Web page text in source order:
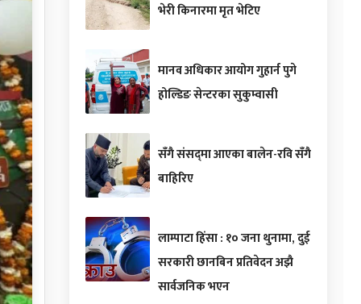
भेरी किनारमा मृत भेटिए
मानव अधिकार आयोग गुहार्न पुगे
होल्डिङ सेन्टरका सुकुम्वासी
सँगै संसद्‌मा आएका बालेन-रवि सँगै
बाहिरिए
लाम्पाटा हिंसा : १० जना थुनामा, दुई
सरकारी छानबिन प्रतिवेदन अझै
सार्वजनिक भएन